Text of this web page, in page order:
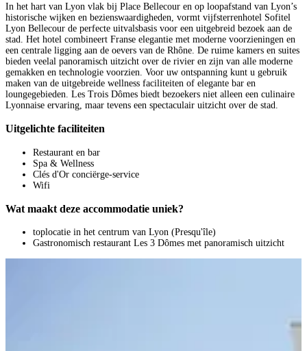
In het hart van Lyon vlak bij Place Bellecour en op loopafstand van Lyon’s
historische wijken en bezienswaardigheden, vormt vijfsterrenhotel Sofitel
Lyon Bellecour de perfecte uitvalsbasis voor een uitgebreid bezoek aan de
stad. Het hotel combineert Franse elegantie met moderne voorzieningen en
een centrale ligging aan de oevers van de Rhône. De ruime kamers en suites
bieden veelal panoramisch uitzicht over de rivier en zijn van alle moderne
gemakken en technologie voorzien. Voor uw ontspanning kunt u gebruik
maken van de uitgebreide wellness faciliteiten of elegante bar en
loungegebieden. Les Trois Dômes biedt bezoekers niet alleen een culinaire
Lyonnaise ervaring, maar tevens een spectaculair uitzicht over de stad.
Uitgelichte faciliteiten
Restaurant en bar
Spa & Wellness
Clés d'Or conciërge-service
Wifi
Wat maakt deze accommodatie uniek?
toplocatie in het centrum van Lyon (Presqu'île)
Gastronomisch restaurant Les 3 Dômes met panoramisch uitzicht